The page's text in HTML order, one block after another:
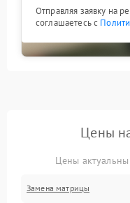
Отправляя заявку на
соглашаетесь с
Цены
Цены
Замена матрицы